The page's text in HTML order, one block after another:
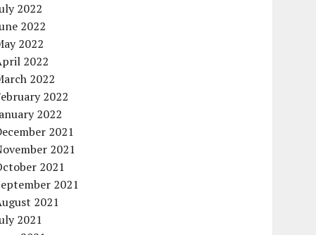
2022
2022
2022
2022
2022
2022
2022
2021
2021
2021
2021
2021
2021